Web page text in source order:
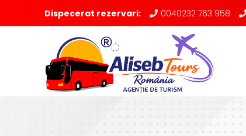
Dispecerat rezervari: 0040232 763 958